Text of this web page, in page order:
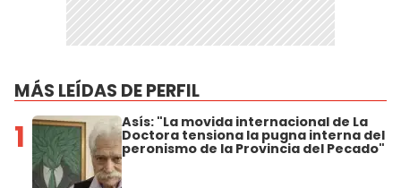
MÁS LEÍDAS DE PERFIL
1 Asís: "La movida internacional de La
Doctora tensiona la pugna interna del
peronismo de la Provincia del Pecado"